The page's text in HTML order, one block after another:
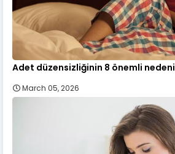
Adet düzensizliğinin 8 önemli nedeni
March 05, 2026